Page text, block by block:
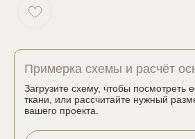
Примерка схемы и расчёт
Загрузите схему, чтобы посмотреть
ткани, или рассчитайте нужный
вашего проекта.